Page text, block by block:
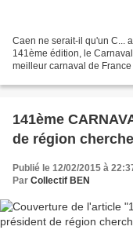
Caen ne serait-il qu'un C...
141ème édition, le
meilleur carnaval de
141ème
de région
Publié le 12/02/2015 à
Par Collectif BEN